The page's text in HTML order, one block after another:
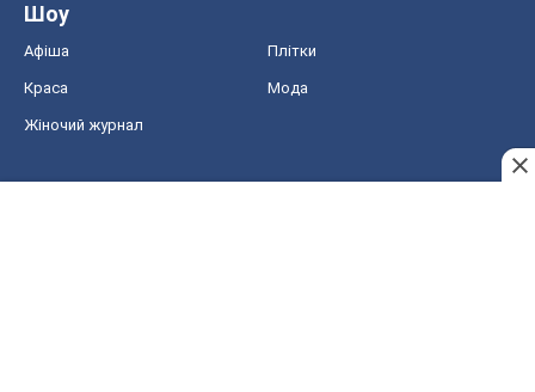
Шоу
Афіша Плітки
Краса Мода
Жіночий журнал